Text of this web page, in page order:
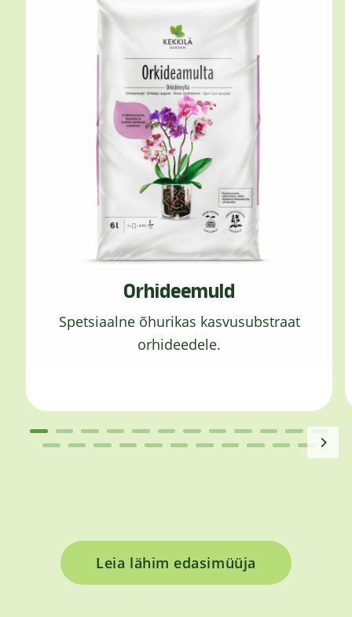
Orhideemuld
Spetsiaalne õhurikas kasvusubstraat
orhideedele.
Leia lähim edasimüüja